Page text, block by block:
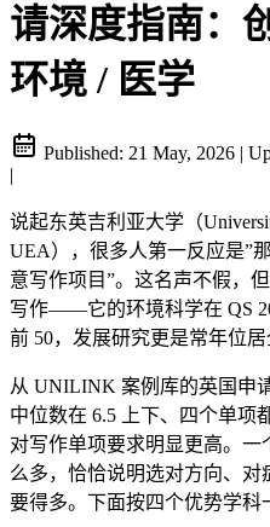
请深度指南：
环境 / 医学
Published: 21 May, 2026 |
|
说起东英吉利亚大学（
UEA），很多人第一反应是”
意写作项目”。这名声不假，
写作——它的环境科学在 QS
前 50，发展研究更是常年位居
从 UNILINK 案例库的英国申
中位数在 6.5 上下、四个单项
对写作单项要求明显更高。
么多，恰恰说明选对方向、
要得多。下面按四个优势学科